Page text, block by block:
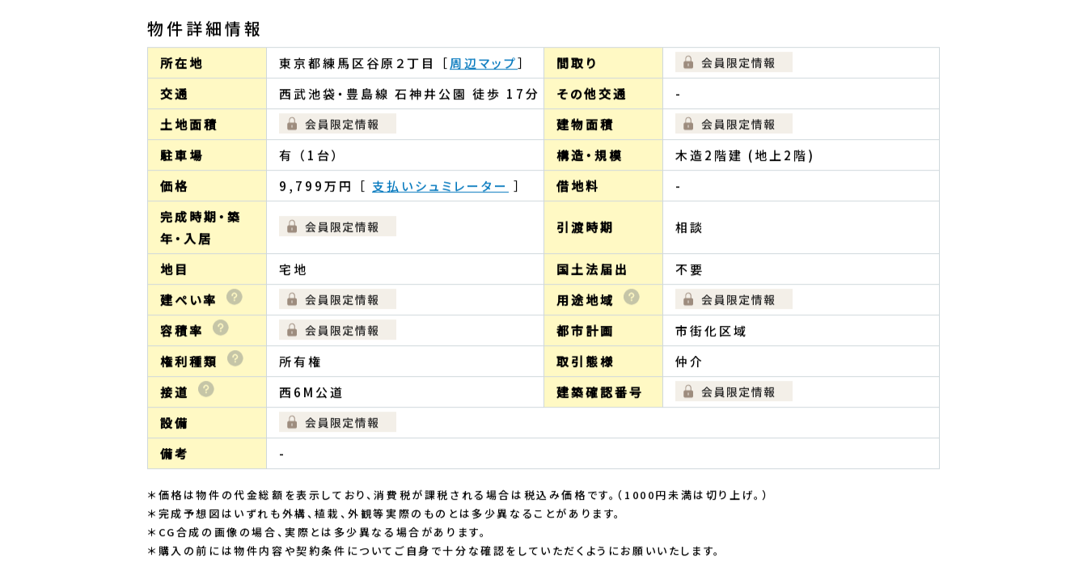
物件詳細情報
所在地 東京都練馬区谷原２丁目 ［周辺マップ］
間取り
交通
西武池袋・豊島線 石神井公園 徒歩 17分 その他交通
-
土地面積
建物面積
駐車場
有 （1台） 構造・規模
木造2階建 (地上2階)
価格
9,799万円 ［ 支払いシュミレーター ］ 借地料
-
完成時期・築
年・入居
引渡時期 相談
地目 宅地 国土法届出
不要
建ぺい率
用途地域
容積率
都市計画
市街化区域
権利種類
所有権 取引態様
仲介
接道
西6M公道 建築確認番号
設備
備考 -
＊価格は物件の代金総額を表示しており、消費税が課税される場合は税込み価格です。（1000円未満は切り上げ。）
＊完成予想図はいずれも外構、植栽、外観等実際のものとは多少異なることがあります。
＊CG合成の画像の場合、実際とは多少異なる場合があります。
＊購入の前には物件内容や契約条件についてご自身で十分な確認をしていただくようにお願いいたします。